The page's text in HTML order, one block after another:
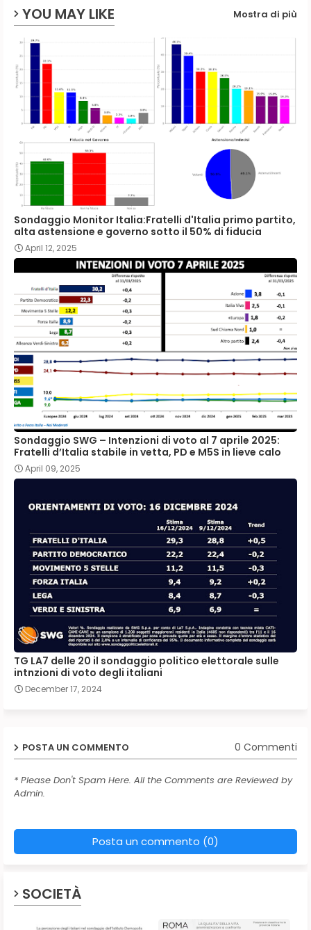
YOU MAY LIKE Mostra di più
Sondaggio Monitor Italia:Fratelli d'Italia primo partito,
alta astensione e governo sotto il 50% di fiducia
April 12, 2025
Sondaggio SWG – Intenzioni di voto al 7 aprile 2025:
Fratelli d’Italia stabile in vetta, PD e M5S in lieve calo
April 09, 2025
TG LA7 delle 20 il sondaggio politico elettorale sulle
intnzioni di voto degli italiani
December 17, 2024
POSTA UN COMMENTO 0 Commenti
* Please Don't Spam Here. All the Comments are Reviewed by
Admin.
Posta un commento (0)
SOCIETÀ